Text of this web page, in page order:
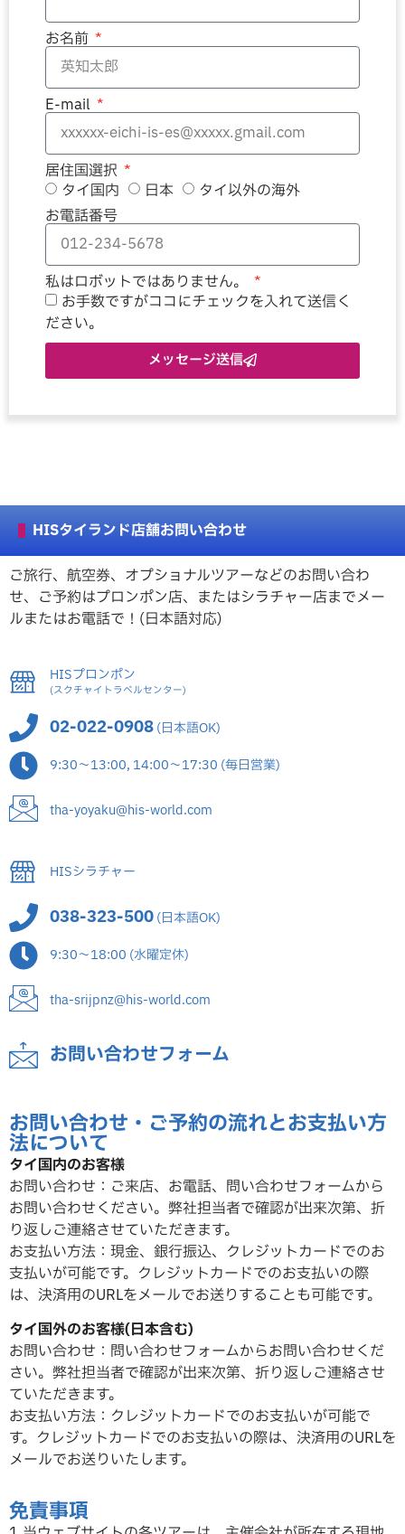
お名前
E-mail
居住国選択
タイ国内
日本
タイ以外の海外
お電話番号
私はロボットではありません。
お手数ですがココにチェックを入れて送信く
ださい。
メッセージ送信
HISタイランド店舗お問い合わせ
ご旅行、航空券、オプショナルツアーなどのお問い合わ
せ、ご予約はプロンポン店、またはシラチャー店までメー
ルまたはお電話で！(日本語対応)
HISプロンポン
(スクチャイトラベルセンター)
02-022-0908(日本語OK)
9:30～13:00, 14:00～17:30 (毎日営業)
tha-yoyaku@his-world.com
HISシラチャー
038-323-500(日本語OK)
9:30～18:00 (水曜定休)
tha-srijpnz@his-world.com
お問い合わせフォーム
お問い合わせ・ご予約の流れとお支払い方
法について
タイ国内のお客様
お問い合わせ：ご来店、お電話、問い合わせフォームから
お問い合わせください。弊社担当者で確認が出来次第、折
り返しご連絡させていただきます。
お支払い方法：現金、銀行振込、クレジットカードでのお
支払いが可能です。クレジットカードでのお支払いの際
は、決済用のURLをメールでお送りすることも可能です。
タイ国外のお客様(日本含む)
お問い合わせ：問い合わせフォームからお問い合わせくだ
さい。弊社担当者で確認が出来次第、折り返しご連絡させ
ていただきます。
お支払い方法：クレジットカードでのお支払いが可能で
す。クレジットカードでのお支払いの際は、決済用のURLを
メールでお送りいたします。
免責事項